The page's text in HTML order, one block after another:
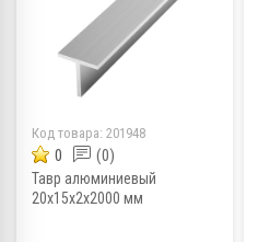
Код товара: 201948
0 (0)
Тавр алюминиевый
20х15х2х2000 мм